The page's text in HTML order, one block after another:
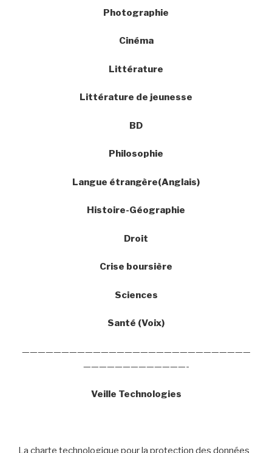
Photographie
Cinéma
Littérature
Littérature de jeunesse
BD
Philosophie
Langue étrangère(Anglais)
Histoire-Géographie
Droit
Crise boursière
Sciences
Santé (Voix)
—————————————————————————————
—————————————-
Veille Technologies
La charte technologique pour la protection des données